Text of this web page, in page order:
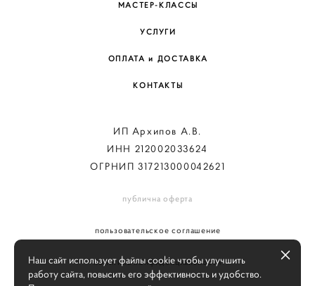
МАСТЕР-КЛАССЫ
УСЛУГИ
ОПЛАТА и ДОСТАВКА
КОНТАКТЫ
ИП Архипов А.В.
ИНН 212002033624
ОГРНИП 317213000042621
публична оферта
пользовательское соглашение
политика конфиденциальности
Наш сайт использует файлы cookie чтобы улучшить
работу сайта, повысить его эффективность и удобство.